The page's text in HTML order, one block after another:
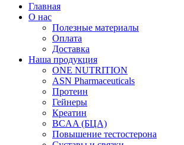
Главная
О нас
Полезные материалы
Оплата
Доставка
Наша продукция
ONE NUTRITION
ASN Pharmaceuticals
Протеин
Гейнеры
Креатин
BCAA (БЦА)
Повышение тестостерона